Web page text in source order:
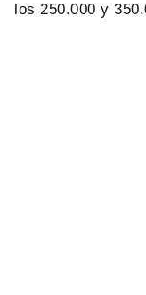
los 250.000 y